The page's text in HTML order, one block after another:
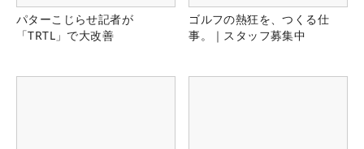
パターこじらせ記者が
「TRTL」で大改善
ゴルフの熱狂を、つくる仕
事。｜スタッフ募集中